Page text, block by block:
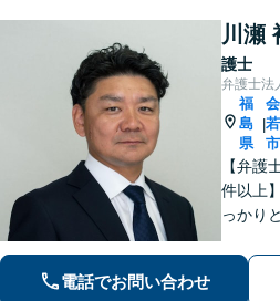
川瀬
護士
弁護士法
福
島
県
|
市
【弁護
件以上
っかり
目指し
人それ
電話でお問い合わせ